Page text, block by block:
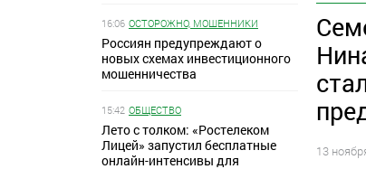
16:06 ОСТОРОЖНО, МОШЕННИКИ
Россиян предупреждают о
новых схемах инвестиционного
мошенничества
15:42 ОБЩЕСТВО
Лето с толком: «Ростелеком
Лицей» запустил бесплатные
онлайн-интенсивы для
13